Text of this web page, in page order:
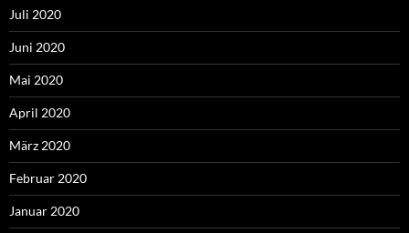
Juli 2020
Juni 2020
Mai 2020
April 2020
März 2020
Februar 2020
Januar 2020